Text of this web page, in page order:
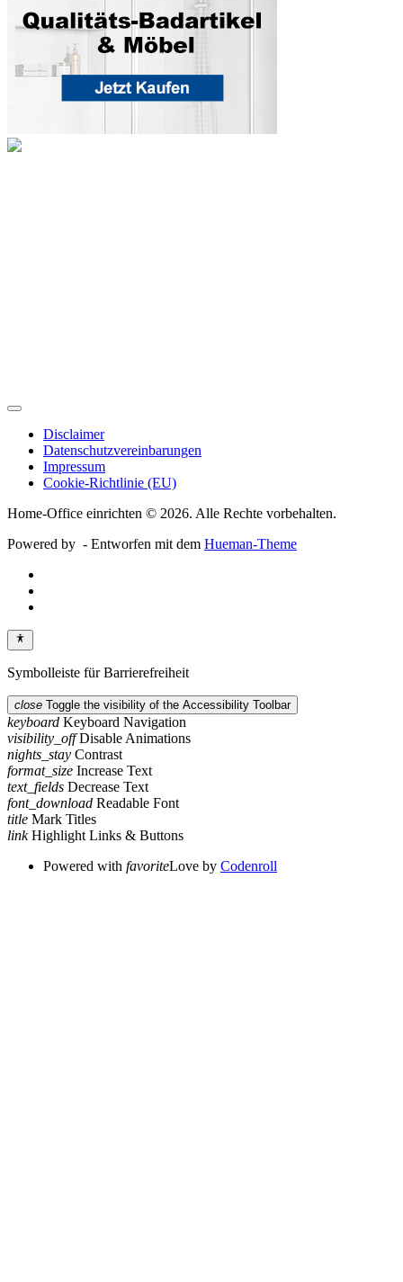
Disclaimer
Datenschutzvereinbarungen
Impressum
Cookie-Richtlinie (EU)
Home-Office einrichten © 2026. Alle Rechte vorbehalten.
Powered by - Entworfen mit dem Hueman-Theme
Symbolleiste für Barrierefreiheit
close Toggle the visibility of the Accessibility Toolbar
keyboard Keyboard Navigation
visibility_off Disable Animations
nights_stay Contrast
format_size Increase Text
text_fields Decrease Text
font_download Readable Font
title Mark Titles
link Highlight Links & Buttons
Powered with favoriteLove by Codenroll